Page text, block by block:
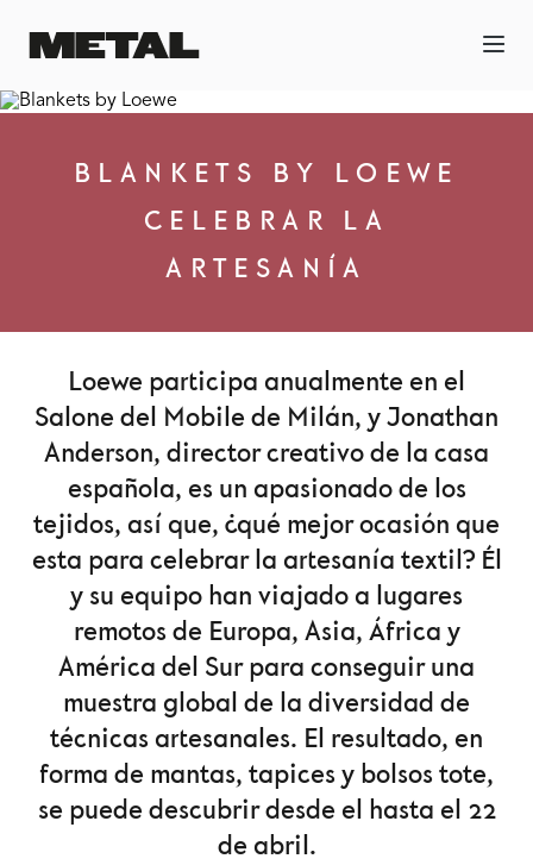
BLANKETS BY LOEWE
CELEBRAR LA
ARTESANÍA
Loewe participa anualmente en el
Salone del Mobile de Milán, y Jonathan
Anderson, director creativo de la casa
española, es un apasionado de los
tejidos, así que, ¿qué mejor ocasión que
esta para celebrar la artesanía textil? Él
y su equipo han viajado a lugares
remotos de Europa, Asia, África y
América del Sur para conseguir una
muestra global de la diversidad de
técnicas artesanales. El resultado, en
forma de mantas, tapices y bolsos tote,
se puede descubrir desde el hasta el 22
de abril.